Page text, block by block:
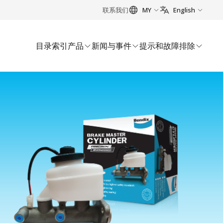
联系我们 MY English
目录索引产品 新闻与事件 提示和故障排除